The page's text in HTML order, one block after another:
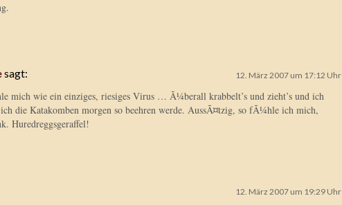
sagt: 12. März 2007 um 17:12 Uhr
mich wie ein einziges, riesiges Virus … Ã¼berall krabbelt’s und zieht’s und ich
die Katakomben morgen so beehren werde. AussÃ¤tzig, so fÃ¼hle ich mich,
Huredreggsgeraffel!
12. März 2007 um 19:29 Uhr